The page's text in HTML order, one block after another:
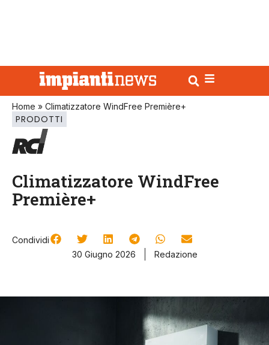
Home » Climatizzatore WindFree Première+
PRODOTTI
Climatizzatore WindFree
Première+
Condividi
30 Giugno 2026
Redazione